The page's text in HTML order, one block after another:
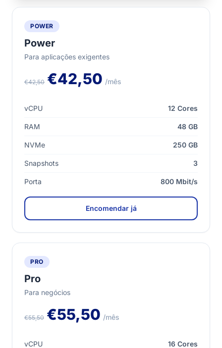
POWER
Power
Para aplicações exigentes
€42,50 €42,50 /mês
vCPU 12 Cores
RAM 48 GB
NVMe 250 GB
Snapshots 3
Porta 800 Mbit/s
Encomendar já
PRO
Pro
Para negócios
€55,50 €55,50 /mês
vCPU 16 Cores